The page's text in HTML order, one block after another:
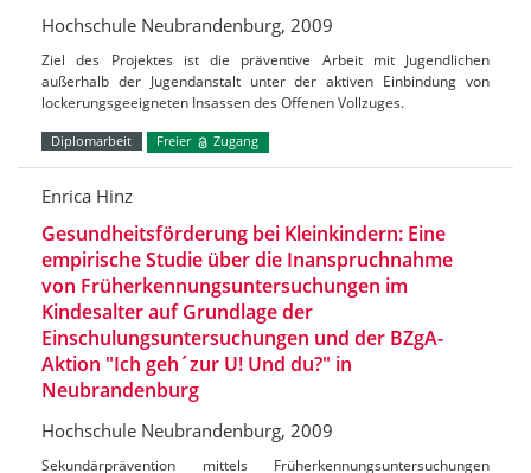
Hochschule Neubrandenburg, 2009
Ziel des Projektes ist die präventive Arbeit mit Jugendlichen
außerhalb der Jugendanstalt unter der aktiven Einbindung von
lockerungsgeeigneten Insassen des Offenen Vollzuges.
Diplomarbeit Freier Zugang
Enrica Hinz
Gesundheitsförderung bei Kleinkindern: Eine
empirische Studie über die Inanspruchnahme
von Früherkennungsuntersuchungen im
Kindesalter auf Grundlage der
Einschulungsuntersuchungen und der BZgA-
Aktion "Ich geh´zur U! Und du?" in
Neubrandenburg
Hochschule Neubrandenburg, 2009
Sekundärprävention mittels Früherkennungsuntersuchungen